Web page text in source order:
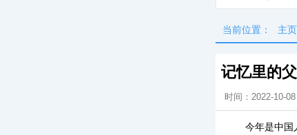
当前位置： 主页
记忆里的
时间：2022-10-
今年是中国